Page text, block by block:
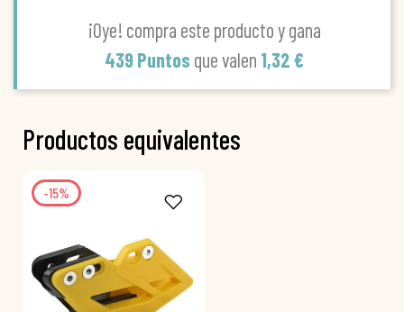
¡Oye! compra este producto y gana
439 Puntos que valen 1,32 €
Productos equivalentes
-15%